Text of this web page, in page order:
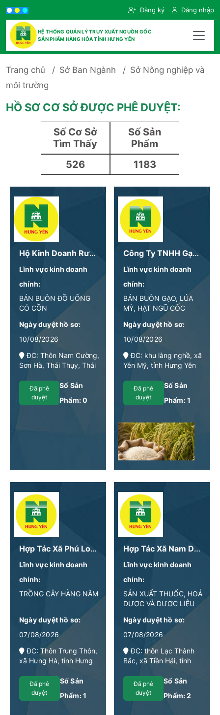
Đăng ký Đăng nhập
HỆ THỐNG QUẢN LÝ TRUY XUẤT NGUỒN GỐC
SẢN PHẨM HÀNG HÓA TỈNH HƯNG YÊN
Trang chủ Sở Ban Ngành
Sở Nông nghiệp và
môi trường
HỒ SƠ CƠ SỞ ĐƯỢC PHÊ DUYỆT:
Số Cơ Sở
Tìm Thấy
526
Số Sản
Phẩm
1183
Hộ Kinh Doanh Rượu Thuyền Quan
Lĩnh vực kinh doanh
chính:
BÁN BUÔN ĐỒ UỐNG
CÓ CỒN
Ngày duyệt hồ sơ:
10/08/2026
ĐC: Thôn Nam Cường,
Sơn Hà, Thái Thụy, Thái
Đã phê
duyệt
Số Sản
Phẩm:0
Công Ty TNHH Gạo Tiến Phát
Lĩnh vực kinh doanh
chính:
BÁN BUÔN GẠO, LÚA
MỲ, HẠT NGŨ CỐC
KHÁC, BỘT MỲ
Ngày duyệt hồ sơ:
10/08/2026
ĐC: khu làng nghề, xã
Yên Mỹ, tỉnh Hưng Yên
Đã phê
duyệt
Số Sản
Phẩm:1
Hợp Tác Xã Phú Long
Lĩnh vực kinh doanh
chính:
TRỒNG CÂY HÀNG NĂM
Ngày duyệt hồ sơ:
07/08/2026
ĐC: Thôn Trung Thôn,
xã Hưng Hà, tỉnh Hưng
Đã phê
duyệt
Số Sản
Phẩm:1
Hợp Tác Xã Nam Dược Hoàng Lương
Lĩnh vực kinh doanh
chính:
SẢN XUẤT THUỐC, HOÁ
DƯỢC VÀ DƯỢC LIỆU
Ngày duyệt hồ sơ:
07/08/2026
ĐC: thôn Lạc Thành
Bắc, xã Tiền Hải, tỉnh
Đã phê
duyệt
Số Sản
Phẩm:2